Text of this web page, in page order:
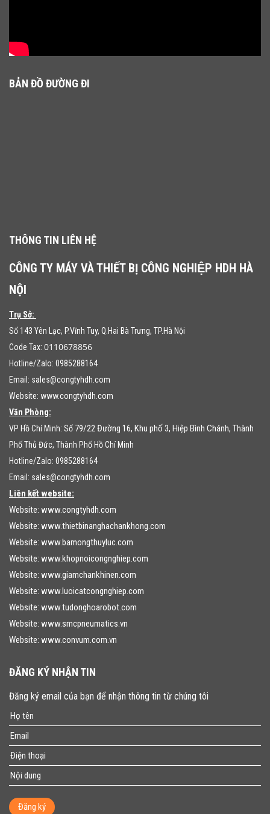
BẢN ĐỒ ĐƯỜNG ĐI
THÔNG TIN LIÊN HỆ
CÔNG TY MÁY VÀ THIẾT BỊ CÔNG NGHIỆP HDH HÀ
NỘI
Trụ Sở:
Số 143 Yên Lạc, P.Vĩnh Tuy, Q.Hai Bà Trưng, TP.Hà Nội
Code Tax: 0110678856
Hotline/Zalo: 0985288164
Email: sales@congtyhdh.com
Website: www.congtyhdh.com
Văn Phòng:
VP Hồ Chí Minh: Số 79/22 Đường 16, Khu phố 3, Hiệp Bình Chánh, Thành
Phố Thủ Đức, Thành Phố Hồ Chí Minh
Hotline/Zalo: 0985288164
Email: sales@congtyhdh.com
Liên kết website:
Website: www.congtyhdh.com
Website: www.thietbinanghachankhong.com
Website: www.bamongthuyluc.com
Website: www.khopnoicongnghiep.com
Website: www.giamchankhinen.com
Website: www.luoicatcongnghiep.com
Website: www.tudonghoarobot.com
Website: www.smcpneumatics.vn
Website: www.convum.com.vn
ĐĂNG KÝ NHẬN TIN
Đăng ký email của bạn để nhận thông tin từ chúng tôi
Đăng ký